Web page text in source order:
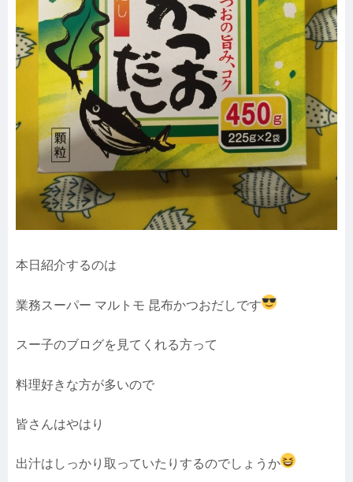
本日紹介するのは
業務スーパー マルトモ 昆布かつおだしです
スー子のブログを見てくれる方って
料理好きな方が多いので
皆さんはやはり
出汁はしっかり取っていたりするのでしょうか